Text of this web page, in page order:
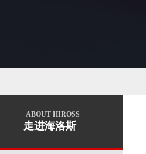
ABOUT HIROSS
走进海洛斯